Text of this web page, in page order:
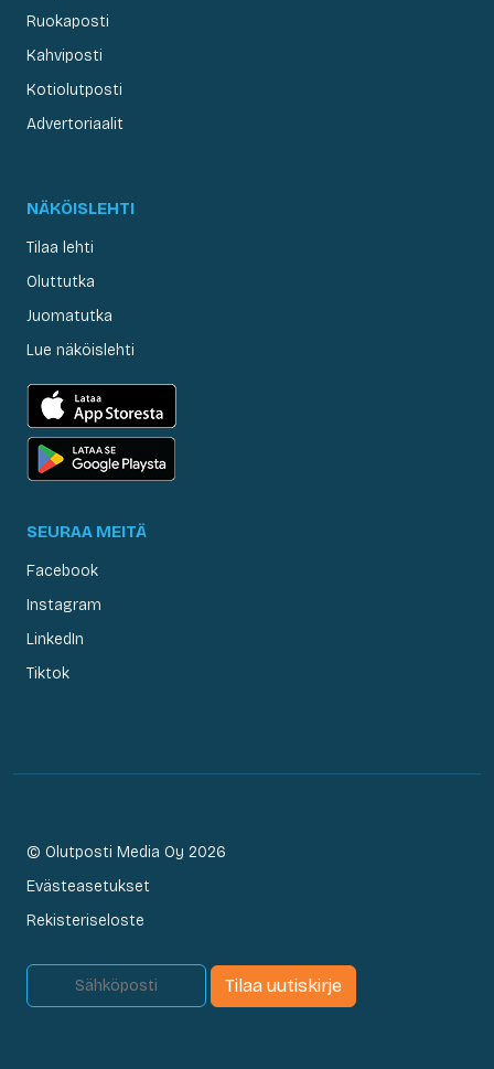
Ruokaposti
Kahviposti
Kotiolutposti
Advertoriaalit
NÄKÖISLEHTI
Tilaa lehti
Oluttutka
Juomatutka
Lue näköislehti
SEURAA MEITÄ
Facebook
Instagram
LinkedIn
Tiktok
© Olutposti Media Oy 2026
Evästeasetukset
Rekisteriseloste
Tilaa uutiskirje